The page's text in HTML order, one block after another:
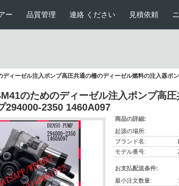
ー 品質管理 連絡 ください 見積依頼
ィーゼル注入ポンプ高圧共通の柵のディーゼル燃料の注入器ポ
のためのディーゼル注入ポンプ高
294000-2350 1460A097
商品の詳細:
起源の場所:
ブランド名:
モデル番号:
お支払配送条件:
最小注文数量: